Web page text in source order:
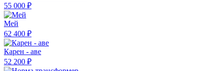
55 000 ₽
Мей
62 400 ₽
Карен - аве
52 200 ₽